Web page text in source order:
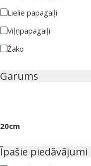
Lielie papagaiļi
Viļņpapagaiļi
Žako
Garums
20cm
Īpašie piedāvājumi